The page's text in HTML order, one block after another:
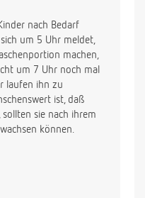
nach Bedarf
um 5 Uhr meldet,
machen,
um 7 Uhr noch mal
laufen ihn zu
ist, daß
sollten sie nach ihrem
können.